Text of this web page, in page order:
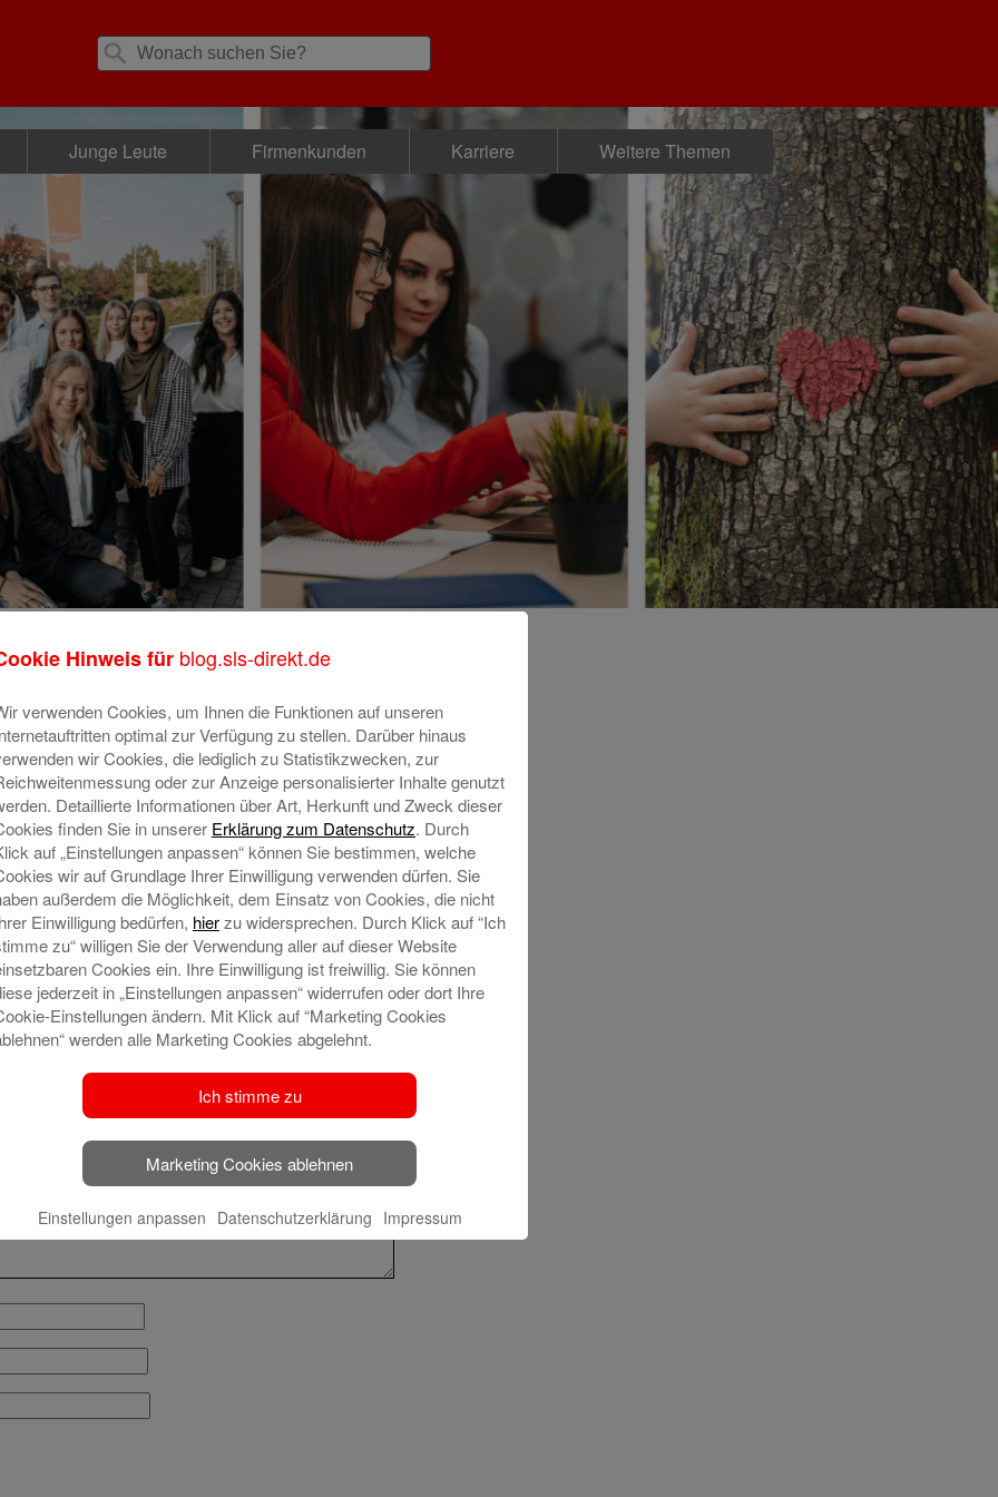
Junge Leute Firmenkunden Karriere Weitere Themen
Cup 2019.
veröffentlicht. Erforderliche Felder sind mit
Hinweis für blog.sls-direkt.de
verwenden Cookies, um Ihnen die Funktionen auf unseren
optimal zur Verfügung zu stellen. Darüber hinaus
wir Cookies, die lediglich zu Statistikzwecken, zur
oder zur Anzeige personalisierter Inhalte genutzt
Detaillierte Informationen über Art, Herkunft und Zweck dieser
finden Sie in unserer Erklärung zum Datenschutz. Durch
auf „Einstellungen anpassen“ können Sie bestimmen, welche
wir auf Grundlage Ihrer Einwilligung verwenden dürfen. Sie
außerdem die Möglichkeit, dem Einsatz von Cookies, die nicht
Einwilligung bedürfen, hierzu widersprechen. Durch Klick auf “Ich
zu“ willigen Sie der Verwendung aller auf dieser Website
Cookies ein. Ihre Einwilligung ist freiwillig. Sie können
jederzeit in „Einstellungen anpassen“ widerrufen oder dort Ihre
Einstellungen ändern. Mit Klick auf “Marketing Cookies
werden alle Marketing Cookies abgelehnt.
Ich stimme zu
Marketing Cookies ablehnen
Einstellungen anpassen Datenschutzerklärung Impressum